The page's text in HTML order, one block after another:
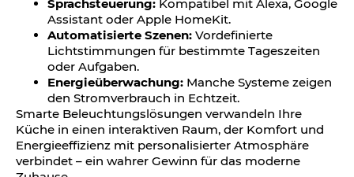
Sprachsteuerung: Kompatibel mit Alexa, Google
Assistant oder Apple HomeKit.
Automatisierte Szenen: Vordefinierte
Lichtstimmungen für bestimmte Tageszeiten
oder Aufgaben.
Energieüberwachung: Manche Systeme zeigen
den Stromverbrauch in Echtzeit.
Smarte Beleuchtungslösungen verwandeln Ihre
Küche in einen interaktiven Raum, der Komfort und
Energieeffizienz mit personalisierter Atmosphäre
verbindet – ein wahrer Gewinn für das moderne